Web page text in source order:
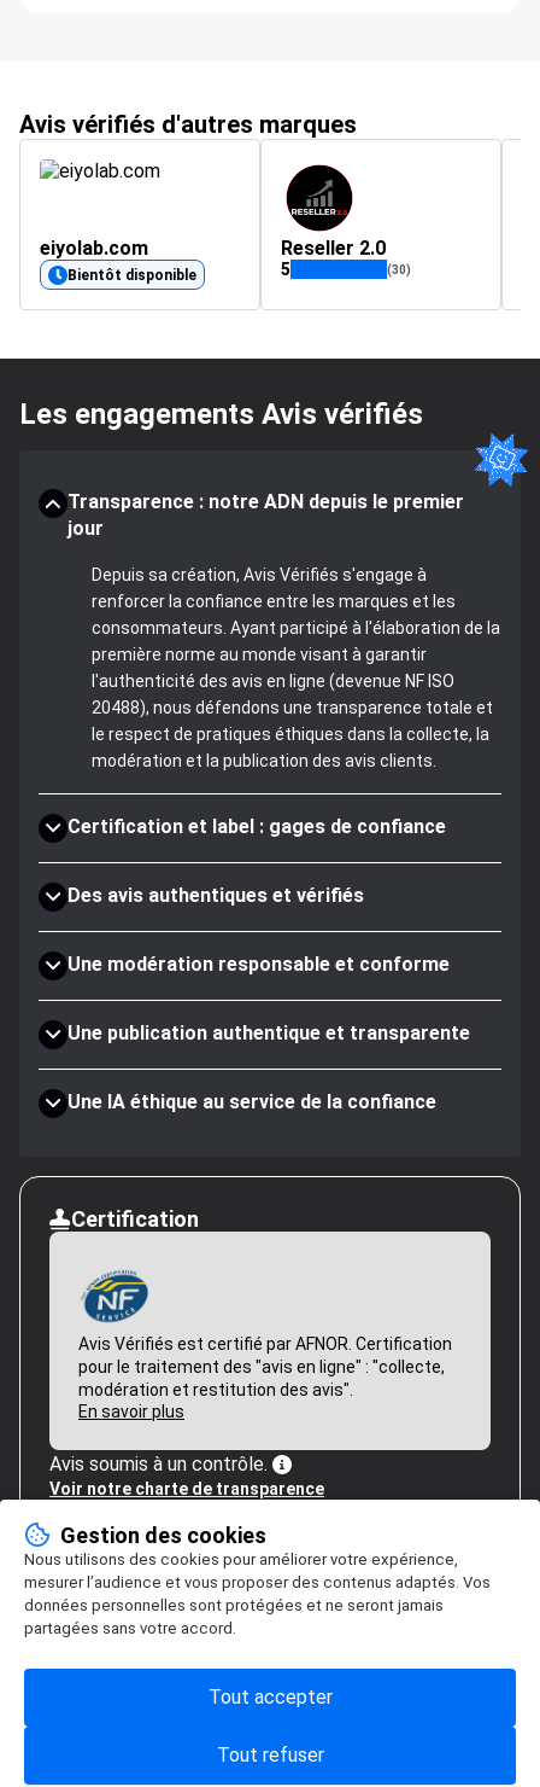
Avis vérifiés d'autres marques
eiyolab.com
Bientôt disponible
Reseller 2.0
5 (30)
Les engagements Avis vérifiés
Transparence : notre ADN depuis le premier
jour
Depuis sa création, Avis Vérifiés s'engage à
renforcer la confiance entre les marques et les
consommateurs. Ayant participé à l'élaboration de la
première norme au monde visant à garantir
l'authenticité des avis en ligne (devenue NF ISO
20488), nous défendons une transparence totale et
le respect de pratiques éthiques dans la collecte, la
modération et la publication des avis clients.
Certification et label : gages de confiance
Des avis authentiques et vérifiés
Une modération responsable et conforme
Une publication authentique et transparente
Une IA éthique au service de la confiance
Certification
Avis Vérifiés est certifié par AFNOR. Certification
pour le traitement des "avis en ligne" : "collecte,
modération et restitution des avis".
En savoir plus
Avis soumis à un contrôle.
Voir notre charte de transparence
Gestion des cookies
Nous utilisons des cookies pour améliorer votre expérience,
mesurer l’audience et vous proposer des contenus adaptés. Vos
données personnelles sont protégées et ne seront jamais
partagées sans votre accord.
Tout refuser
Tout accepter